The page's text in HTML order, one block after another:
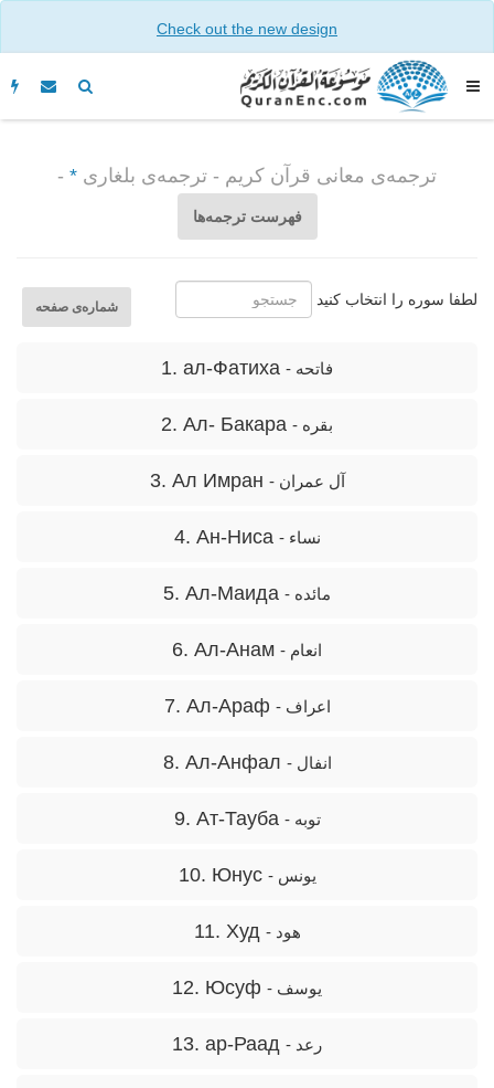
Check out the new design
ترجمه‌ى معانی قرآن کریم - ترجمه‌ى بلغاری *
-
فهرست ترجمه‌ها
لطفا سوره را انتخاب کنید شماره‌ى صفحه
1. ал-Фатиха - فاتحه
2. Ал- Бакара - بقره
3. Ал Имран - آل عمران
4. Ан-Ниса - نساء
5. Ал-Маида - مائده
6. Ал-Aнам - انعام
7. Ал-Aраф - اعراف
8. Ал-Aнфал - انفال
9. Ат-Тауба - توبه
10. Юнус - یونس
11. Худ - هود
12. Юсуф - یوسف
13. ар-Раад - رعد